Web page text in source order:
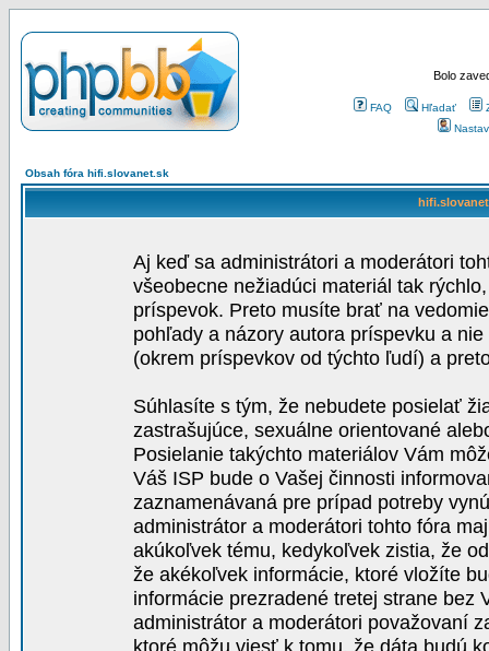
Bolo
FAQ Hľadať
Obsah fóra hifi.slovanet.sk
Aj keď sa administrátori a moderátori
všeobecne nežiadúci materiál tak
príspevok. Preto musíte brať na
pohľady a názory autora príspevku a
(okrem príspevkov od týchto ľudí) a
Súhlasíte s tým, že nebudete posielať
zastrašujúce, sexuálne orientované
Posielanie takýchto materiálov Vám
Váš ISP bude o Vašej činnosti
zaznamenávaná pre prípad potreby
administrátor a moderátori tohto fóra
akúkoľvek tému, kedykoľvek zistia, že
že akékoľvek informácie, ktoré vložíte
informácie prezradené tretej strane bez
administrátor a moderátori považovaní
ktoré môžu viesť k tomu, že dáta budú